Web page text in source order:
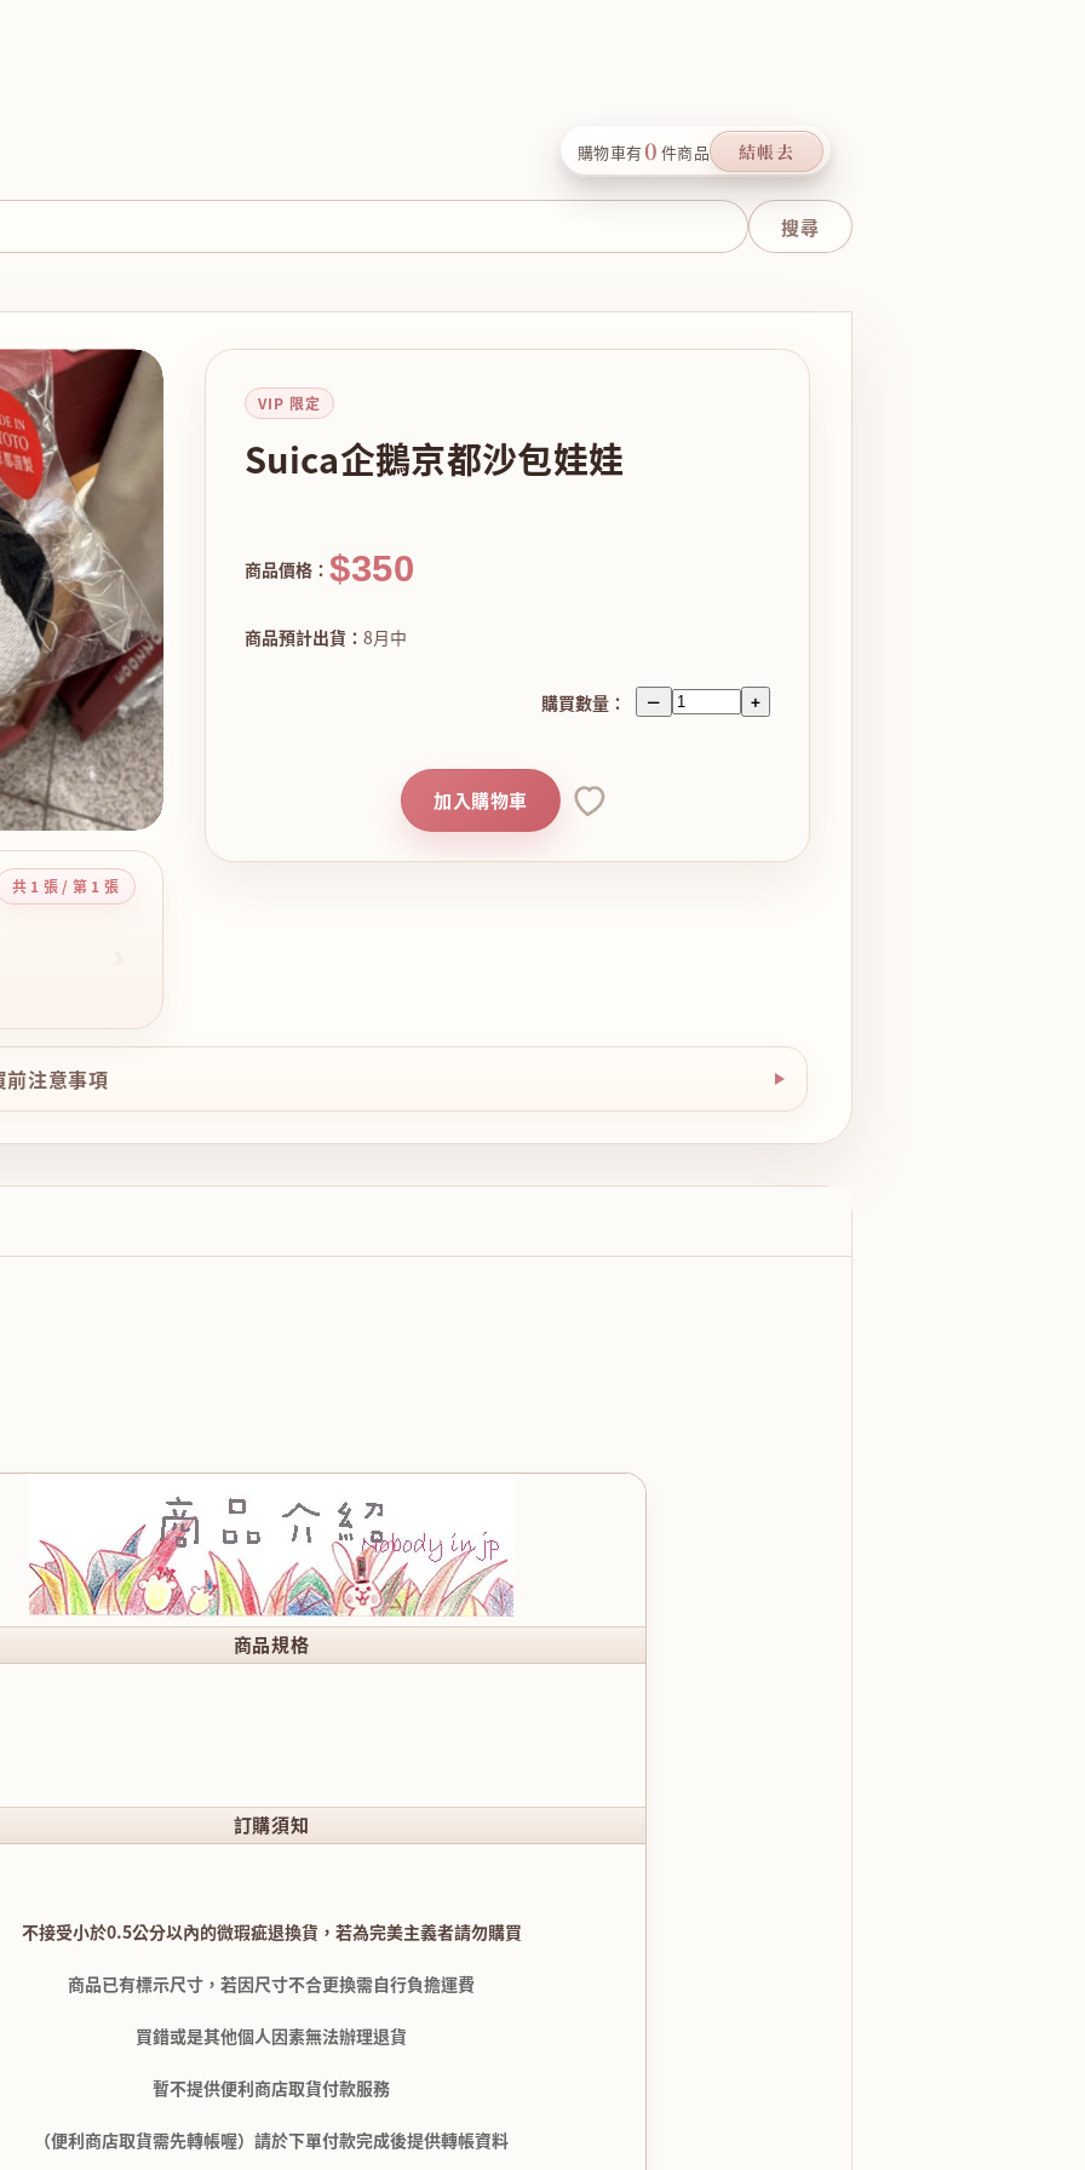
購物車有0 件商品 結帳去
共 1 張 / 第 1 張
VIP 限定
Suica企鵝京都沙包娃娃
商品價格： $350
商品預計出貨： 8月中
購買數量： － +
加入購物車
注意事項
商品規格
訂購須知
不接受小於0.5公分以內的微瑕疵退換貨，若為完美主義者請勿購買
商品已有標示尺寸，若因尺寸不合更換需自行負擔運費
買錯或是其他個人因素無法辦理退貨
暫不提供便利商店取貨付款服務
（便利商店取貨需先轉帳喔）請於下單付款完成後提供轉帳資料